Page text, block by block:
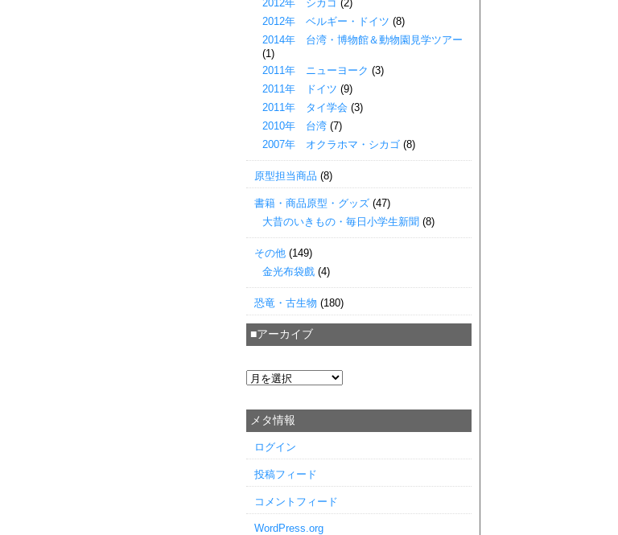
2012年 シカゴ (2)
2012年 ベルギー・ドイツ (8)
2014年 台湾・博物館＆動物園見学ツアー
(1)
2011年 ニューヨーク (3)
2011年 ドイツ (9)
2011年 タイ学会 (3)
2010年 台湾 (7)
2007年 オクラホマ・シカゴ (8)
原型担当商品 (8)
書籍・商品原型・グッズ (47)
大昔のいきもの・毎日小学生新聞 (8)
その他 (149)
金光布袋戲 (4)
恐竜・古生物 (180)
■アーカイブ
メタ情報
ログイン
投稿フィード
コメントフィード
WordPress.org